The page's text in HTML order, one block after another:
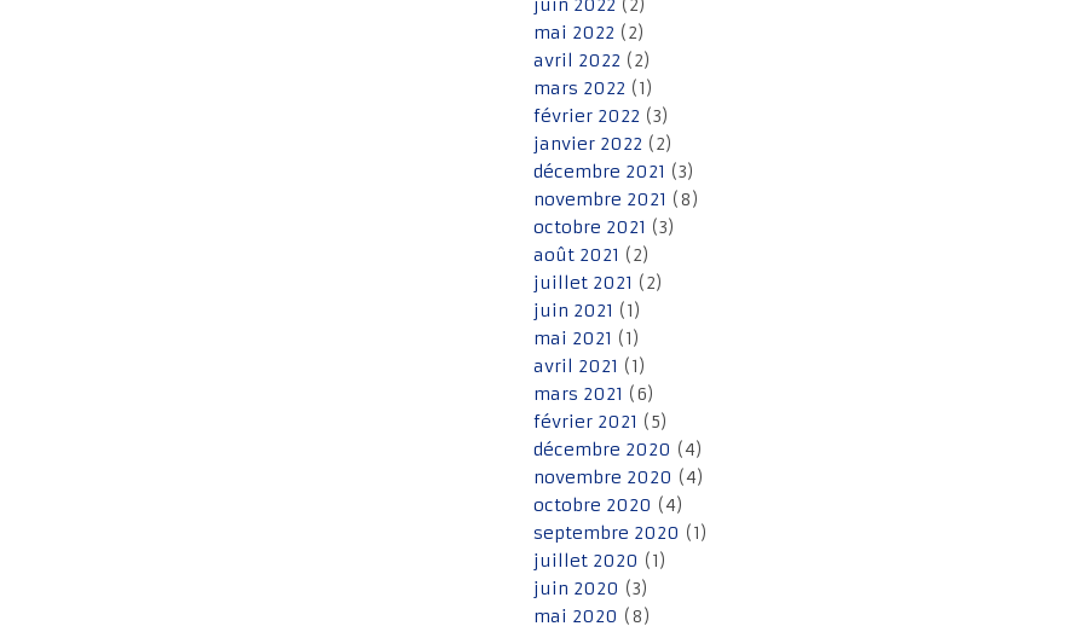
juin 2022 (2)
mai 2022 (2)
avril 2022 (2)
mars 2022 (1)
février 2022 (3)
janvier 2022 (2)
décembre 2021 (3)
novembre 2021 (8)
octobre 2021 (3)
août 2021 (2)
juillet 2021 (2)
juin 2021 (1)
mai 2021 (1)
avril 2021 (1)
mars 2021 (6)
février 2021 (5)
décembre 2020 (4)
novembre 2020 (4)
octobre 2020 (4)
septembre 2020 (1)
juillet 2020 (1)
juin 2020 (3)
mai 2020 (8)